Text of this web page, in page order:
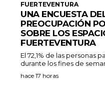
FUERTEVENTURA
UNA ENCUESTA
PREOCUPACIÓN
SOBRE LOS
FUERTEVENTURA
El 72,1% de las personas
durante los fines de
hace 17 horas